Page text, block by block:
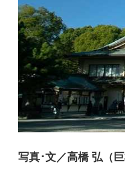
写真･文／高橋 弘（巨